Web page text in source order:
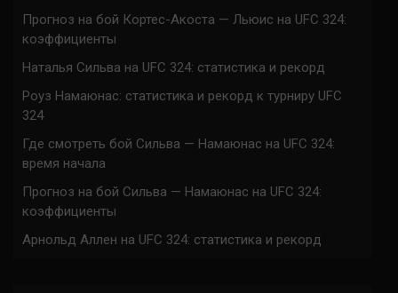
Прогноз на бой Кортес-Акоста — Льюис на UFC 324:
коэффициенты
Наталья Сильва на UFC 324: статистика и рекорд
Роуз Намаюнас: статистика и рекорд к турниру UFC
324
Где смотреть бой Сильва — Намаюнас на UFC 324:
время начала
Прогноз на бой Сильва — Намаюнас на UFC 324:
коэффициенты
Арнольд Аллен на UFC 324: статистика и рекорд